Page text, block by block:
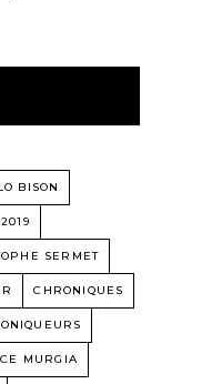
BISON
SERMET
CHRONIQUES
MURGIA